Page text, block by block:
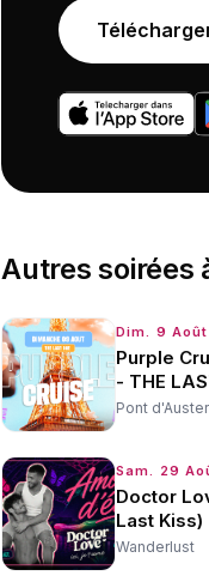
Autressoirées
Dim. 9 Août
Purple
- THE
Pont
Sam. 29
Doctor
Last Kiss)
Wanderlust